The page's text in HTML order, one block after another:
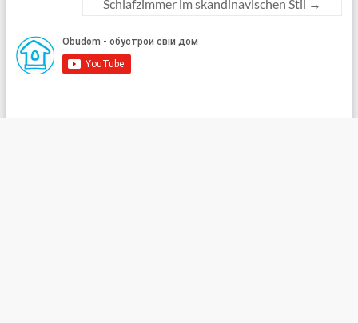
Schlafzimmer im skandinavischen Stil →